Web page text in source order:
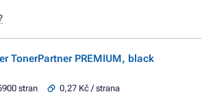
TonerPartner PREMIUM, black
stran
0,27 Kč / strana